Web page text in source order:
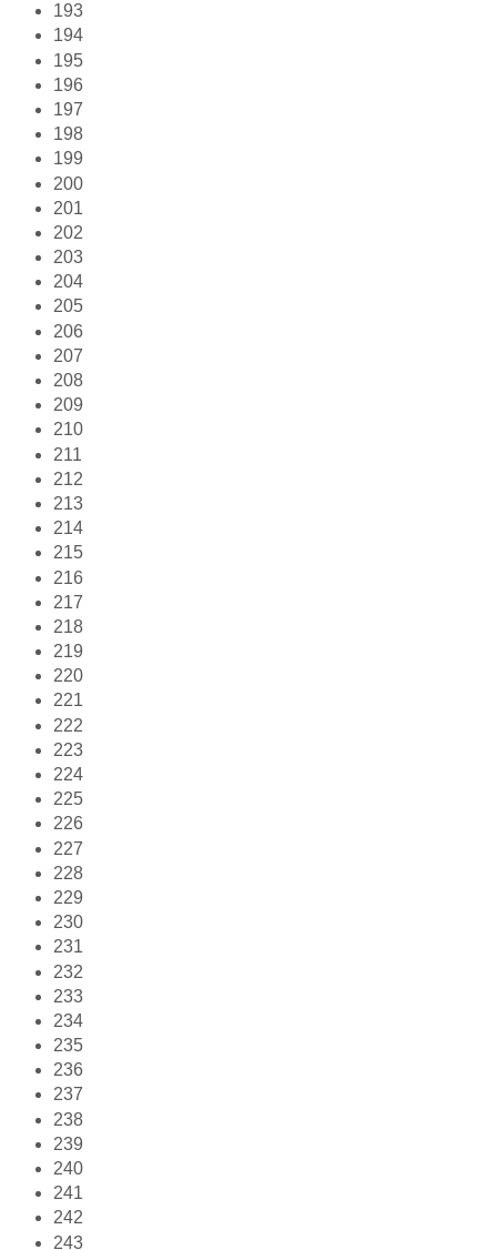
193
194
195
196
197
198
199
200
201
202
203
204
205
206
207
208
209
210
211
212
213
214
215
216
217
218
219
220
221
222
223
224
225
226
227
228
229
230
231
232
233
234
235
236
237
238
239
240
241
242
243